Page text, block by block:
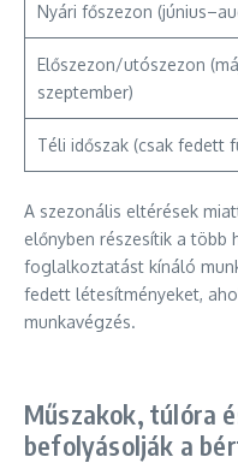
Nyári főszezon
Előszezon/utószezon
szeptember)
Téli időszak (csak fedett
A szezonális eltérések
előnyben részesítik a több
foglalkoztatást kínáló
fedett létesítményeket,
munkavégzés.
Műszakok, túlóra
befolyásolják a